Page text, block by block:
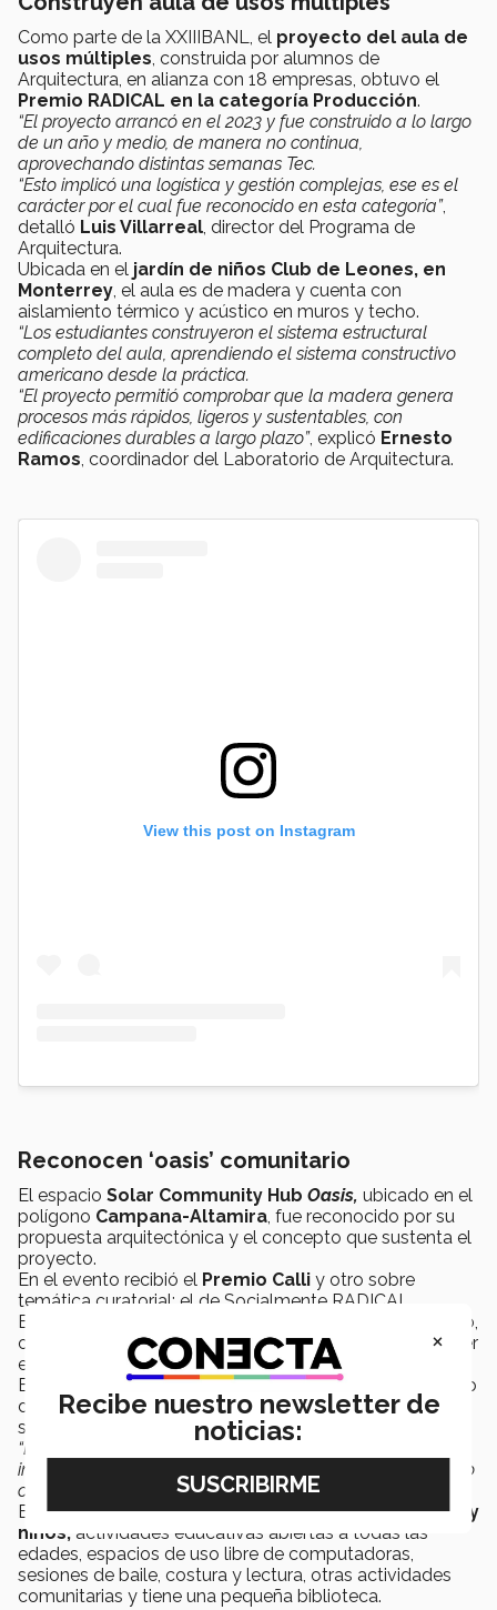
Como parte de la XXIIIBANL, el proyecto del aula de
usos múltiples, construida por alumnos de
Arquitectura, en alianza con 18 empresas, obtuvo el
Premio RADICAL en la categoría Producción.
“El proyecto arrancó en el 2023 y fue construido a lo largo
de un año y medio, de manera no continua,
aprovechando distintas semanas Tec.
“Esto implicó una logística y gestión complejas, ese es el
carácter por el cual fue reconocido en esta categoría”,
detalló Luis Villarreal, director del Programa de
Arquitectura.
Ubicada en el jardín de niños Club de Leones, en
Monterrey, el aula es de madera y cuenta con
aislamiento térmico y acústico en muros y techo.
“Los estudiantes construyeron el sistema estructural
completo del aula, aprendiendo el sistema constructivo
americano desde la práctica.
“El proyecto permitió comprobar que la madera genera
procesos más rápidos, ligeros y sustentables, con
edificaciones durables a largo plazo”, explicó Ernesto
Ramos, coordinador del Laboratorio de Arquitectura.
View this post on Instagram
Reconocen ‘oasis’ comunitario
El espacio Solar Community Hub Oasis, ubicado en el
polígono Campana-Altamira, fue reconocido por su
propuesta arquitectónica y el concepto que sustenta el
proyecto.
En el evento recibió el Premio Calli y otro sobre
temática curatorial: el de Socialmente RADICAL.
El reconocimiento incluye el modelo de uso del espacio,
orientado a atender necesidades comunitarias y proveer
el acceso a actividades educativas.
El espacio se abrió en enero del 2025 y ha evolucionado
de su principal objetivo que era reducir la brecha digital,
señaló
Oscar Carracedo, director de
“El edificio nació con un objetivo muy claro, pero su
impacto se ha multiplicado. Ha acabado siendo un centro
comunitario y de referencia”, manifestó.
En
Oasisse ofrecentalleres de robótica para niñas y
niños, actividades educativas abiertas a todas las
edades, espacios de uso libre de computadoras,
sesiones de baile, costura y lectura, otras actividades
comunitarias y tiene una pequeña biblioteca.
×
Recibe nuestro newsletter de
noticias: